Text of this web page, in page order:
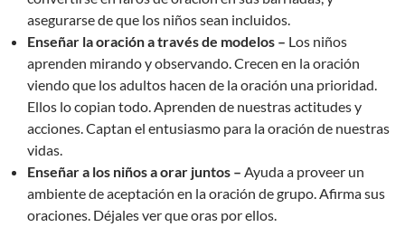
asegurarse de que los niños sean incluidos.
Enseñar la oración a través de modelos – Los niños
aprenden mirando y observando. Crecen en la oración
viendo que los adultos hacen de la oración una prioridad.
Ellos lo copian todo. Aprenden de nuestras actitudes y
acciones. Captan el entusiasmo para la oración de nuestras
vidas.
Enseñar a los niños a orar juntos – Ayuda a proveer un
ambiente de aceptación en la oración de grupo. Afirma sus
oraciones. Déjales ver que oras por ellos.